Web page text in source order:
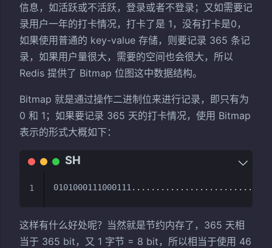
信息，如活跃或不活跃，登录或者不登录；又如需要记
录用户一年的打卡情况，打卡了是 1，没有打卡是0，
如果使用普通的 key-value 存储，则要记录 365 条记
录，如果用户量很大，需要的空间也会很大，所以
Redis 提供了 Bitmap 位图这中数据结构。
Bitmap 就是通过操作二进制位来进行记录，即只有为
0 和 1；如果要记录 365 天的打卡情况，使用 Bitmap
表示的形式大概如下：
0101000111000111 .. .. .. .. .. .. .. .. .. .. .. .. ..
1
这样有什么好处呢？当然就是节约内存了，365 天相
当于 365 bit，又 1 字节 = 8 bit，所以相当于使用 46